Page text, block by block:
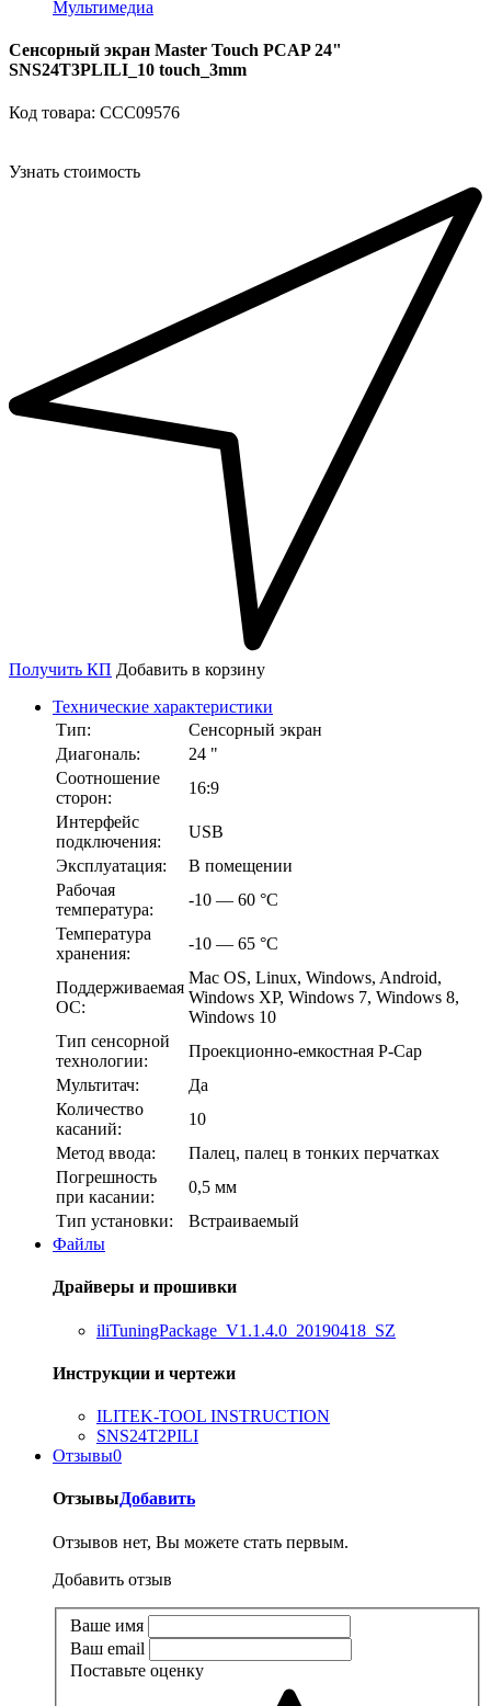
Мультимедиа
Сенсорный экран Master Touch PCAP 24"
SNS24T3PLILI_10 touch_3mm
Код товара: ССС09576
Узнать стоимость
Получить КП Добавить в корзину
Технические характеристики
Тип:
Сенсорный экран
Диагональ:
24 "
Соотношение
сторон:
16:9
Интерфейс
подключения:
USB
Эксплуатация:
В помещении
Рабочая
температура:
-10 — 60 °С
Температура
хранения:
-10 — 65 °С
Поддерживаемая
ОС:
Mac OS, Linux, Windows, Android,
Windows XP, Windows 7, Windows 8,
Windows 10
Тип сенсорной
технологии:
Проекционно-емкостная P-Cap
Мультитач:
Да
Количество
касаний:
10
Метод ввода:
Палец, палец в тонких перчатках
Погрешность
при касании:
0,5 мм
Тип установки:
Встраиваемый
Файлы
Драйверы и прошивки
iliTuningPackage_V1.1.4.0_20190418_SZ
Инструкции и чертежи
ILITEK-TOOL INSTRUCTION
SNS24T2PILI
Отзывы0
ОтзывыДобавить
Отзывов нет, Вы можете стать первым.
Добавить отзыв
Ваше имя
Ваш email
Поставьте оценку